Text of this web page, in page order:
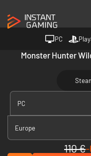
PC
Monster Hunter
PC
Europe
110 €-